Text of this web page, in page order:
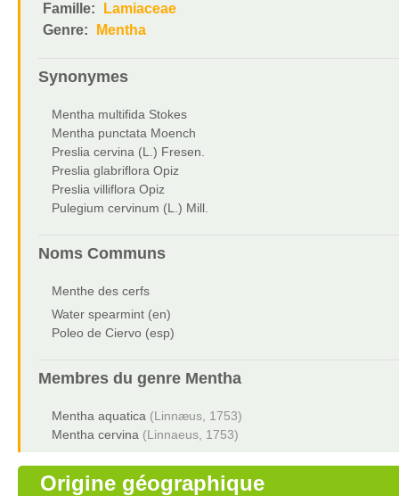
Famille:
Lamiaceae
Genre:
Mentha
Synonymes
Mentha multifida Stokes
Mentha punctata Moench
Preslia cervina (L.) Fresen.
Preslia glabriflora Opiz
Preslia villiflora Opiz
Pulegium cervinum (L.) Mill.
Noms Communs
Menthe des cerfs
Water spearmint (en)
Poleo de Ciervo (esp)
Membres du genre Mentha
Mentha aquatica (Linnæus, 1753)
Mentha cervina (Linnaeus, 1753)
Origine géographique